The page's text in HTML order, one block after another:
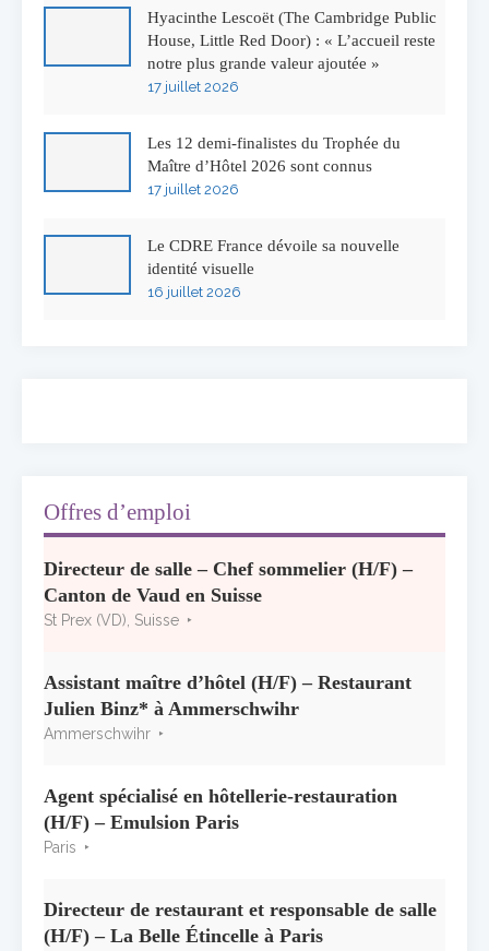
Hyacinthe Lescoët (The Cambridge Public
House, Little Red Door) : « L’accueil reste
notre plus grande valeur ajoutée »
17 juillet 2026
Les 12 demi-finalistes du Trophée du
Maître d’Hôtel 2026 sont connus
17 juillet 2026
Le CDRE France dévoile sa nouvelle
identité visuelle
16 juillet 2026
sélection consacrée à la Bourgogne
7 juillet 2026
40 ans chez Georges Blanc
3 juillet 2026
Offres d’emploi
Directeur de salle – Chef sommelier (H/F) –
Canton de Vaud en Suisse
St Prex (VD), Suisse
Assistant maître d’hôtel (H/F) – Restaurant
Julien Binz* à Ammerschwihr
Ammerschwihr
Agent spécialisé en hôtellerie-restauration
(H/F) – Emulsion Paris
Paris
Directeur de restaurant et responsable de salle
(H/F) – La Belle Étincelle à Paris